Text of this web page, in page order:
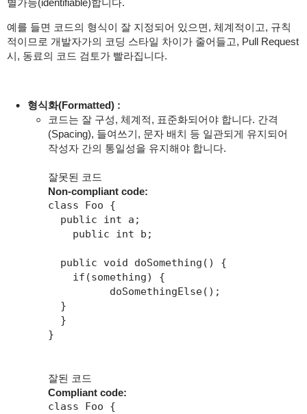
별가능(identifiable)합니다.
예를 들면 코드의 형식이 잘 지정되어 있으면, 체계적이고, 규칙
적이므로 개발자가의 코딩 스타일 차이가 줄어들고, Pull Request
시, 동료의 코드 검토가 빨라집니다.
형식화(Formatted) :
코드는 잘 구성, 체계적, 표준화되어야 합니다. 간격
(Spacing), 들여쓰기, 문자 배치 등 일관되게 유지되어
작성자 간의 통일성을 유지해야 합니다.
잘못된 코드
Non-compliant code:
class Foo {
  public int a;
    public int b;
  public void doSomething() {
    if(something) {
          doSomethingElse();
  }
  }
}
잘된 코드
Compliant code:
class Foo {